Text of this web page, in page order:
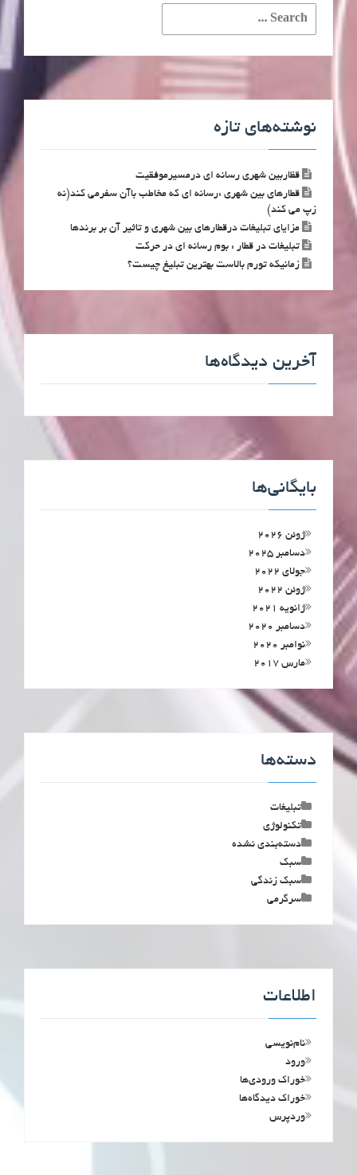
Search
نوشته‌های تازه
قظاربین شهری رسانه ای درمسیرموفقیت
قطارهای بین شهری :رسانه ای که مخاطب باآن سفرمی کند(نه
زپ می کند)
مزایای تبلیغات درقطارهای بین شهری و تاثیر آن بر برندها
تبلیغات در قطار : بوم رسانه ای در حرکت
زمانیکه تورم بالاست بهترین تبلیغ چیست؟
آخرین دیدگاه‌ها
بایگانی‌ها
ژوئن 2026
دسامبر 2025
جولای 2022
ژوئن 2022
ژانویه 2021
دسامبر 2020
نوامبر 2020
مارس 2017
دسته‌ها
تبلیغات
تکنولوژی
دسته‌بندی نشده
سبک
سبک زندگی
سرگرمی
اطلاعات
نام‌نویسی
ورود
خوراک ورودی‌ها
خوراک دیدگاه‌ها
وردپرس